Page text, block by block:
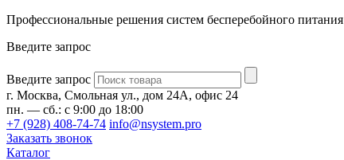
Профессиональные решения систем бесперебойного питания
Введите запрос
Введите запрос
г. Москва, Смольная ул., дом 24А, офис 24
пн. — сб.: с 9:00 до 18:00
+7 (928) 408-74-74 info@nsystem.pro
Заказать звонок
Каталог